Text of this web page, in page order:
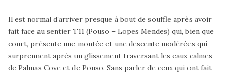
Il est normal d’arriver presque à bout de souffle après avoir
fait face au sentier T11 (Pouso – Lopes Mendes) qui, bien que
court, présente une montée et une descente modérées qui
surprennent après un glissement traversant les eaux calmes
de Palmas Cove et de Pouso. Sans parler de ceux qui ont fait